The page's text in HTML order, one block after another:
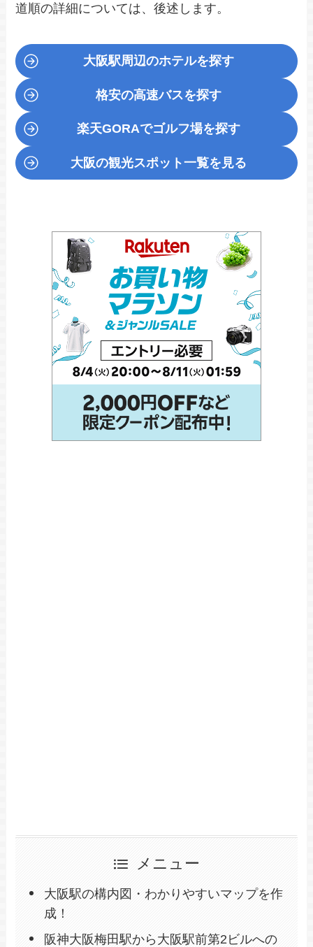
道順の詳細については、後述します。
大阪駅周辺のホテルを探す
格安の高速バスを探す
楽天GORAでゴルフ場を探す
大阪の観光スポット一覧を見る
メニュー
大阪駅の構内図・わかりやすいマップを作
成！
阪神大阪梅田駅から大阪駅前第2ビルへの